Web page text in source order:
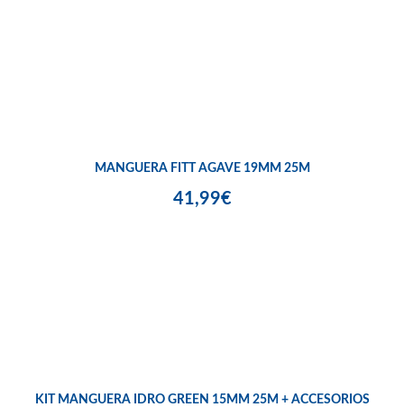
MANGUERA FITT AGAVE 19MM 25M
41,99€
KIT MANGUERA IDRO GREEN 15MM 25M + ACCESORIOS